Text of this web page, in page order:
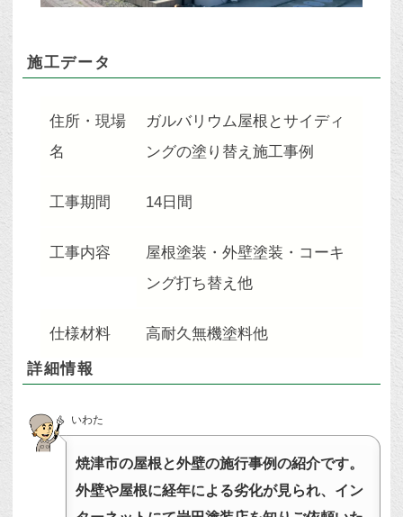
施工データ
住所・現場
名
ガルバリウム屋根とサイディ
ングの塗り替え施工事例
工事期間 14日間
工事内容
屋根塗装・外壁塗装・コーキ
ング打ち替え他
仕様材料 高耐久無機塗料他
詳細情報
いわた
焼津市の屋根と外壁の施行事例の紹介です。
外壁や屋根に経年による劣化が見られ、イン